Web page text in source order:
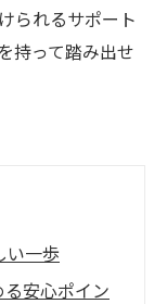
られるサポート
持って踏み出せ
い一歩
安心ポイン